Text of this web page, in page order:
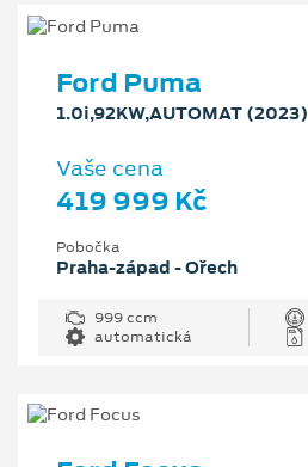
Ford Puma
1.0i,92KW,AUTOMAT (2023)
Vaše cena
419 999 Kč
Pobočka
Praha-západ - Ořech
999 ccm
automatická